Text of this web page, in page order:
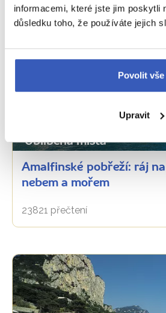
informacemi, které jste jim poskytli
důsledku toho, že používáte jejich
Povolit vše
Upravit
Oblíbená místa
Amalfinské pobřeží: ráj
nebem a mořem
23821 přečtení